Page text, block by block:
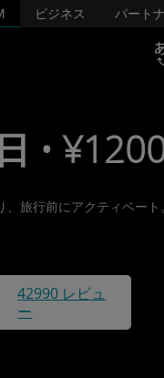
ビジネス パート
•
旅行前にアクティベー
42990 レビュ
ー